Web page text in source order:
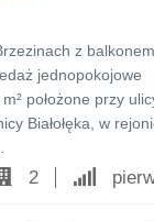
z
jednopokojowe
położone przy
Białołęka, w
2